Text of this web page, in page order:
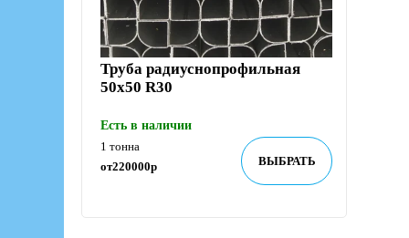
Труба радиуснопрофильная
50х50 R30
Есть в наличии
1 тонна
от220000р ВЫБРАТЬ